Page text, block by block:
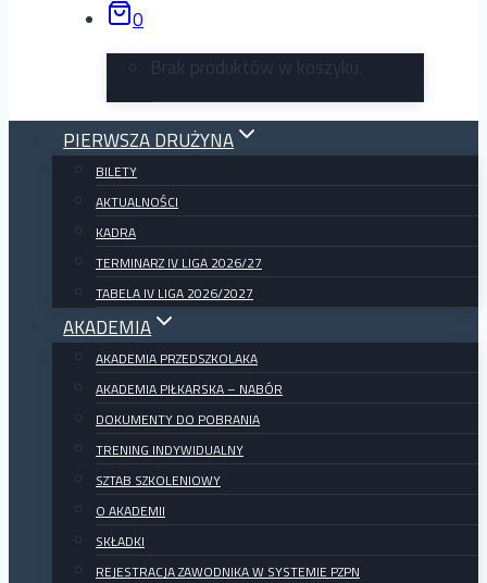
0
Brak produktów w koszyku.
PIERWSZA DRUŻYNA
BILETY
AKTUALNOŚCI
KADRA
TERMINARZ IV LIGA 2026/27
TABELA IV LIGA 2026/2027
AKADEMIA
AKADEMIA PRZEDSZKOLAKA
AKADEMIA PIŁKARSKA – NABÓR
DOKUMENTY DO POBRANIA
TRENING INDYWIDUALNY
SZTAB SZKOLENIOWY
O AKADEMII
SKŁADKI
REJESTRACJA ZAWODNIKA W SYSTEMIE PZPN